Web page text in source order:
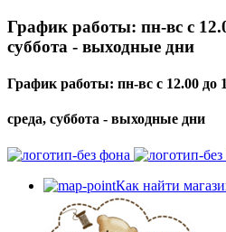
График работы: пн-вс с
суббота - выходные дни
График работы: пн-вс с 12.00 до
среда, суббота - выходные дни
Как найти